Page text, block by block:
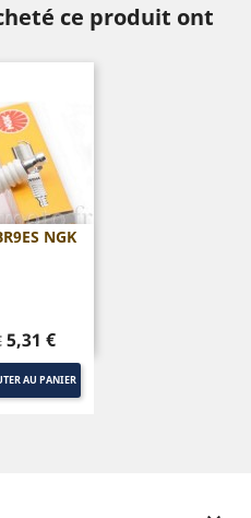
ce produit ont
NGK
Prix
5,31 €
AU PANIER